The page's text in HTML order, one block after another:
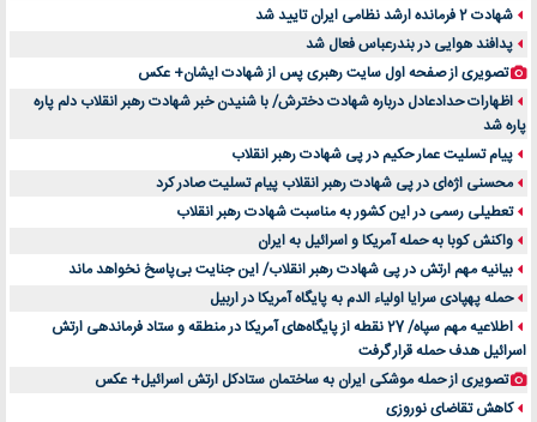
شهادت 2 فرمانده ارشد نظامی ایران تایید شد
پدافند هوایی در بندرعباس فعال شد
تصویری از صفحه اول سایت رهبری پس از شهادت ایشان+ عکس
اظهارات حدادعادل درباره شهادت دخترش/ با شنیدن خبر شهادت رهبر انقلاب دلم پاره
پاره شد
پیام تسلیت عمار حکیم در پی شهادت رهبر انقلاب
محسنی اژه‌ای در پی شهادت رهبر انقلاب پیام تسلیت صادر کرد
تعطیلی رسمی در این کشور به مناسبت شهادت رهبر انقلاب
واکنش کوبا به حمله آمریکا و اسرائیل به ایران
بیانیه مهم ارتش در پی شهادت رهبر انقلاب/ این جنایت بی‌پاسخ نخواهد ماند
حمله پهپادی سرایا اولیاء الدم به پایگاه آمریکا در اربیل
اطلاعیه مهم سپاه/ 27 نقطه از پایگاه‌های آمریکا در منطقه و ستاد فرماندهی ارتش
اسرائیل هدف حمله قرار گرفت
تصویری از حمله موشکی ایران به ساختمان ستادکل ارتش اسرائیل+ عکس
کاهش تقاضای نوروزی